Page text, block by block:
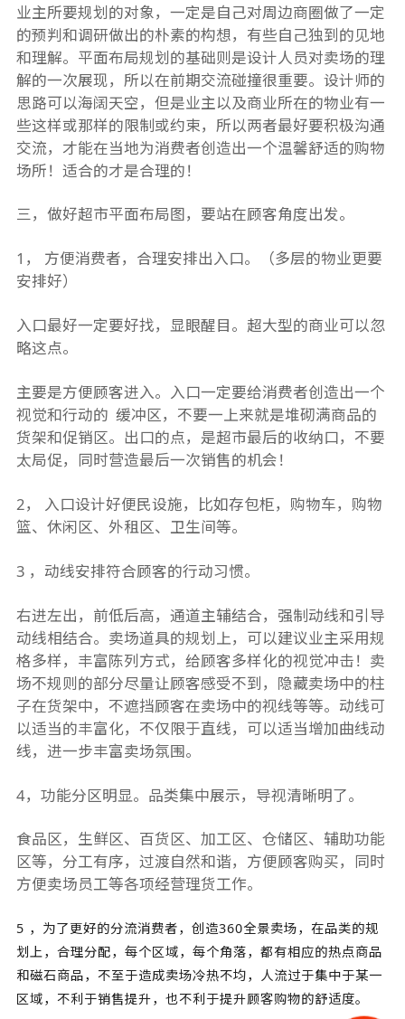
业主所要规划的对象，一定是自己对周边商圈做了一定
的预判和调研做出的朴素的构想，有些自己独到的见地
和理解。平面布局规划的基础则是设计人员对卖场的理
解的一次展现，所以在前期交流碰撞很重要。设计师的
思路可以海阔天空，但是业主以及商业所在的物业有一
些这样或那样的限制或约束，所以两者最好要积极沟通
交流，才能在当地为消费者创造出一个温馨舒适的购物
场所！适合的才是合理的！
三，做好超市平面布局图，要站在顾客角度出发。
1， 方便消费者，合理安排出入口。（多层的物业更要
安排好）
入口最好一定要好找，显眼醒目。超大型的商业可以忽
略这点。
主要是方便顾客进入。入口一定要给消费者创造出一个
视觉和行动的 缓冲区，不要一上来就是堆砌满商品的
货架和促销区。出口的点，是超市最后的收纳口，不要
太局促，同时营造最后一次销售的机会！
2， 入口设计好便民设施，比如存包柜，购物车，购物
篮、休闲区、外租区、卫生间等。
3 ，动线安排符合顾客的行动习惯。
右进左出，前低后高，通道主辅结合，强制动线和引导
动线相结合。卖场道具的规划上，可以建议业主采用规
格多样，丰富陈列方式，给顾客多样化的视觉冲击！卖
场不规则的部分尽量让顾客感受不到，隐藏卖场中的柱
子在货架中，不遮挡顾客在卖场中的视线等等。动线可
以适当的丰富化，不仅限于直线，可以适当增加曲线动
线，进一步丰富卖场氛围。
4，功能分区明显。品类集中展示，导视清晰明了。
食品区，生鲜区、百货区、加工区、仓储区、辅助功能
区等，分工有序，过渡自然和谐，方便顾客购买，同时
方便卖场员工等各项经营理货工作。
5 ，为了更好的分流消费者，创造360全景卖场，在品类的规
划上，合理分配，每个区域，每个角落，都有相应的热点商品
和磁石商品，不至于造成卖场冷热不均，人流过于集中于某一
区域，不利于销售提升，也不利于提升顾客购物的舒适度。